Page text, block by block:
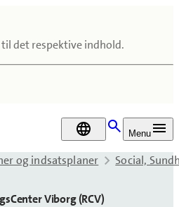
det respektive indhold.
DA
Menu
og indsatsplaner Social,
Viborg (RCV)
senest opdateret 21. april 2026